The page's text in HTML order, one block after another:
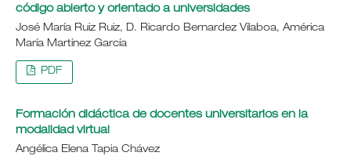
código abierto y orientado a universidades
José María Ruiz Ruiz, D. Ricardo Bernardez Vilaboa, América
María Martínez García
PDF
Formación didáctica de docentes universitarios en la
modalidad virtual
Angélica Elena Tapia Chávez